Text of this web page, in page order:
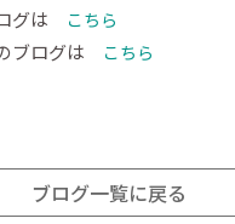
グは こちら
ブログは こちら
ブログ一覧に戻る